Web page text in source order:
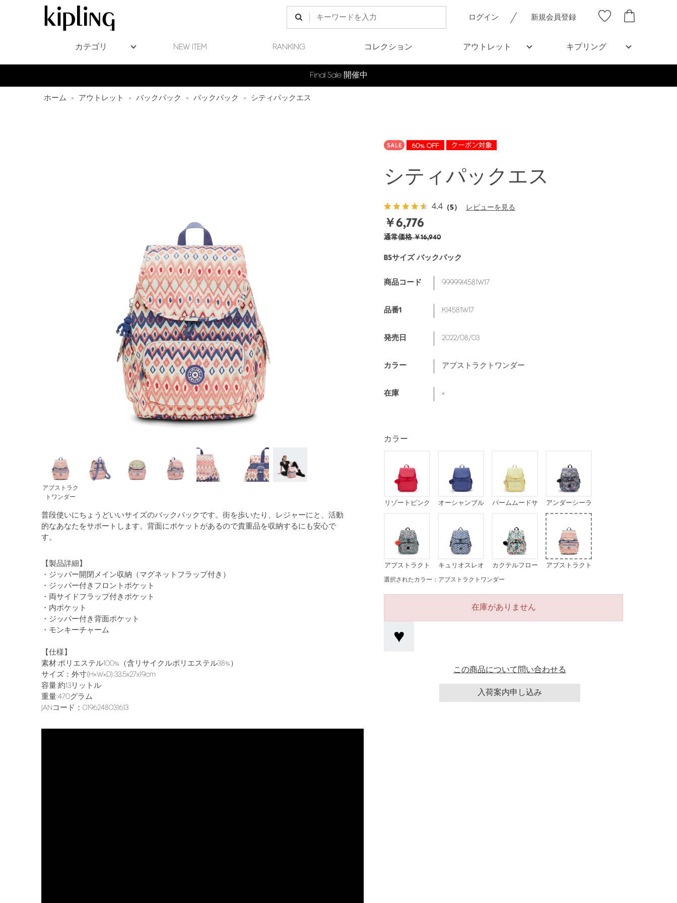
ログイン 新規会員登録
カテゴリ NEW ITEM RANKING コレクション アウトレット キプリング
Final Sale 開催中
ホーム > アウトレット > バックパック > バックパック > シティパックエス
アブストラク
トワンダー
普段使いにちょうどいいサイズのバックパックです。街を歩いたり、レジャーにと、活動
的なあなたをサポートします。背面にポケットがあるので貴重品を収納するにも安心で
す。
【製品詳細】
・ジッパー開閉メイン収納（マグネットフラップ付き）
・ジッパー付きフロントポケット
・両サイドフラップ付きポケット
・内ポケット
・ジッパー付き背面ポケット
・モンキーチャーム
【仕様】
素材:ポリエステル100%（含リサイクルポリエステル38%）
サイズ：外寸(H×W×D):33.5x27x19cm
容量:約13リットル
重量:470グラム
JANコード：0196248031613
B5サイズ バックパック
シティパックエス
4.4 （5） レビューを見る
￥6,776
通常価格￥16,940
商品コード 99999I4581W17
品番1 KI4581W17
発売日 2022/08/03
カラー アブストラクトワンダー
在庫 ×
カラー
リゾートピンク
オーシャンブル
パームムードサ
アンダーシーラ
イツ
アブストラクト
キュリオスレオ
カクテルフロー
アブストラクト
選択されたカラー：アブストラクトワンダー
在庫がありません
入荷案内申し込み
この商品について問い合わせる